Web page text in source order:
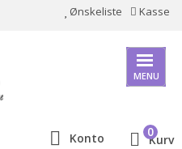
Ønskeliste Kasse
MENU
Konto Kurv
0